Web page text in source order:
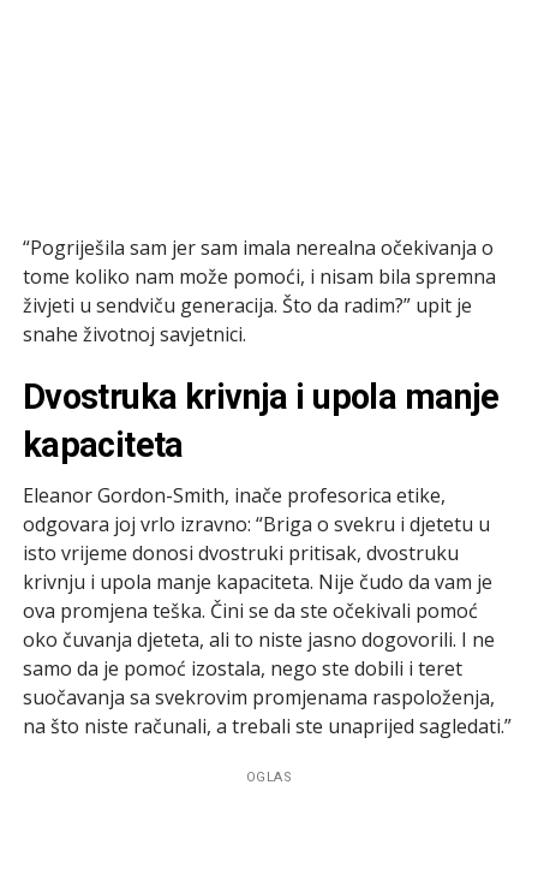
“Pogriješila sam jer sam imala nerealna očekivanja o
tome koliko nam može pomoći, i nisam bila spremna
živjeti u sendviču generacija. Što da radim?” upit je
snahe životnoj savjetnici.
Dvostruka krivnja i upola manje
kapaciteta
Eleanor Gordon-Smith, inače profesorica etike,
odgovara joj vrlo izravno: “Briga o svekru i djetetu u
isto vrijeme donosi dvostruki pritisak, dvostruku
krivnju i upola manje kapaciteta. Nije čudo da vam je
ova promjena teška. Čini se da ste očekivali pomoć
oko čuvanja djeteta, ali to niste jasno dogovorili. I ne
samo da je pomoć izostala, nego ste dobili i teret
suočavanja sa svekrovim promjenama raspoloženja,
na što niste računali, a trebali ste unaprijed sagledati.”
OGLAS